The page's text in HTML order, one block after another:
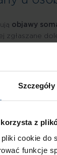
Szczegóły
z
cookie do
funkcje
objawy
zgłaszane
(głowy,
objawy
do psychiatry.